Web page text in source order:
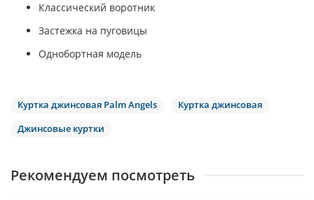
Классический воротник
Застежка на пуговицы
Однобортная модель
Куртка джинсовая Palm Angels
Куртка джинсовая
Джинсовые куртки
Рекомендуем посмотреть